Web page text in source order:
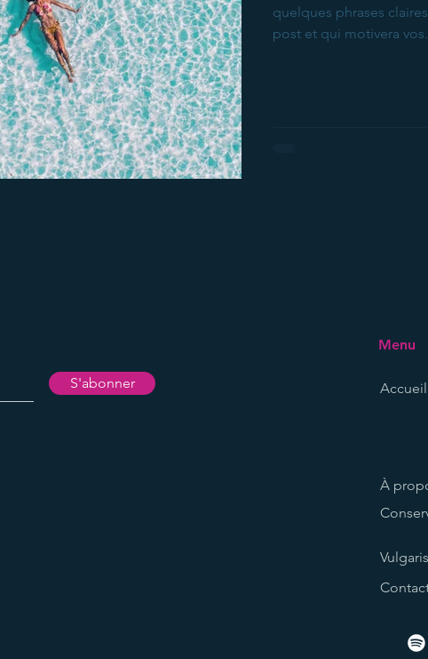
quelques phrases
post et qui motivera
S'abonner
Menu
Accueil
À